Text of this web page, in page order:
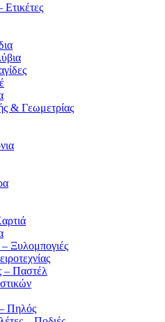
& Γεωμετρίας
Ξυλομπογιές
– Παστέλ
Πηλός